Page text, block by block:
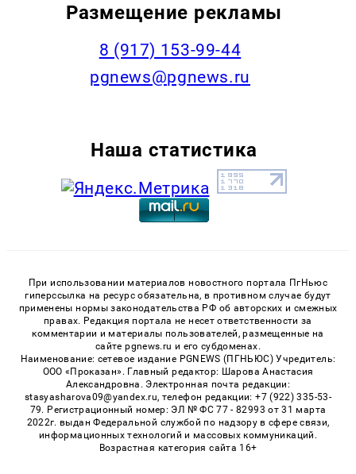
Размещение рекламы
‭8 (917) 153-99-44
pgnews@pgnews.ru
Наша статистика
При использовании материалов новостного портала ПгНьюс
гиперссылка на ресурс обязательна, в противном случае будут
применены нормы законодательства РФ об авторских и смежных
правах. Редакция портала не несет ответственности за
комментарии и материалы пользователей, размещенные на
сайте pgnews.ru и его субдоменах.
Наименование: сетевое издание PGNEWS (ПГНЬЮС) Учредитель:
ООО «Проказан». Главный редактор: Шарова Анастасия
Александровна. Электронная почта редакции:
stasyasharova09@yandex.ru, телефон редакции: +7 (922) 335-53-
79. Регистрационный номер: ЭЛ № ФС 77 - 82993 от 31 марта
2022г. выдан Федеральной службой по надзору в сфере связи,
информационных технологий и массовых коммуникаций.
Возрастная категория сайта 16+